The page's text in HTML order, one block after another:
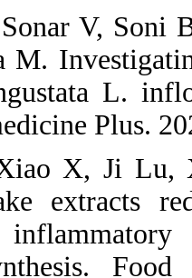
28. Saha S,
S, Pithawala
of Typha
rats.
29. Liu Y,
Camellia
suppressing
collagen